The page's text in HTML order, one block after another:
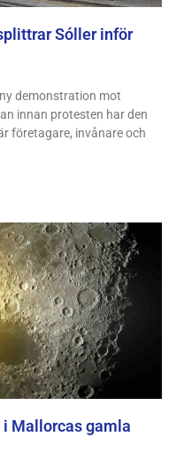
Sóller inför
demonstration mot
innan protesten har den
företagare, invånare och
Mallorcas gamla